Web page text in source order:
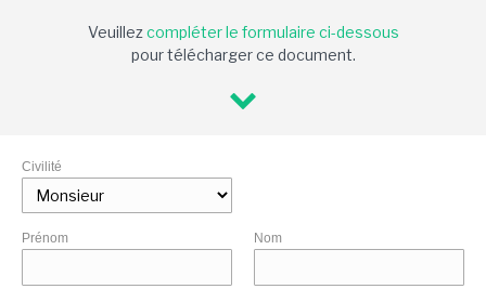
Veuillezcompléter le formulaire ci-dessous
pour télécharger ce document.
Civilité
Prénom Nom